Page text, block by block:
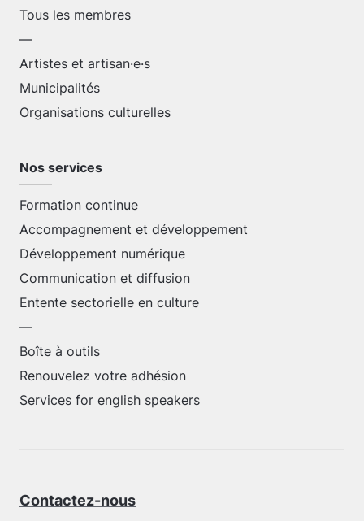
Tous les membres
—
Artistes et artisan·e·s
Municipalités
Organisations culturelles
Nos services
Formation continue
Accompagnement et développement
Développement numérique
Communication et diffusion
Entente sectorielle en culture
—
Boîte à outils
Renouvelez votre adhésion
Services for english speakers
Contactez-nous